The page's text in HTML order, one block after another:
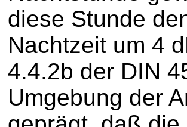
diese Stunde
Nachtzeit um 4
4.4.2b der DIN
Umgebung der